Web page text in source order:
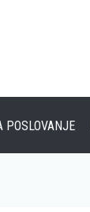
POSLOVANJE